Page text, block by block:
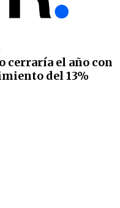
cerraría el año con
del 13%